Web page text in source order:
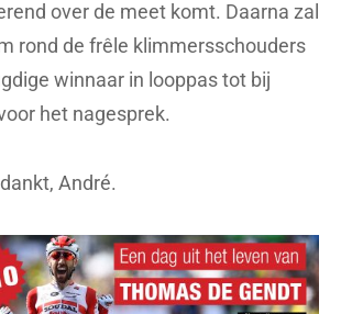
over de meet komt. Daarna zal
rond de frêle klimmersschouders
winnaar in looppas tot bij
het nagesprek.
André.